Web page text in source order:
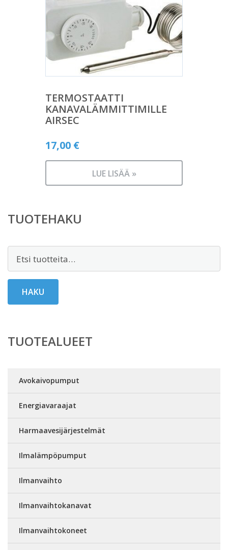
TERMOSTAATTI
KANAVALÄMMITTIMILLE
AIRSEC
17,00 €
LUE LISÄÄ »
TUOTEHAKU
HAKU
TUOTEALUEET
Avokaivopumput
Energiavaraajat
Harmaavesijärjestelmät
Ilmalämpöpumput
Ilmanvaihto
Ilmanvaihtokanavat
Ilmanvaihtokoneet